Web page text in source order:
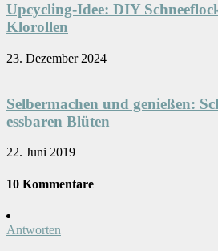
Upcycling-Idee: DIY
Klorollen
23. Dezember 2024
Selbermachen und genießen:
essbaren Blüten
22. Juni 2019
10 Kommentare
Antworten